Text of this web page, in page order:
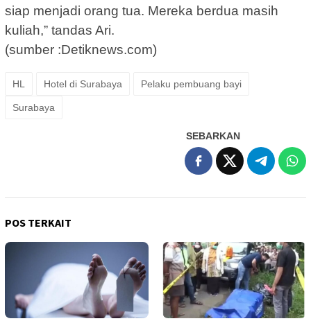
siap menjadi orang tua. Mereka berdua masih
kuliah,” tandas Ari.
(sumber :Detiknews.com)
HL Hotel di Surabaya Pelaku pembuang bayi
Surabaya
SEBARKAN
POS TERKAIT